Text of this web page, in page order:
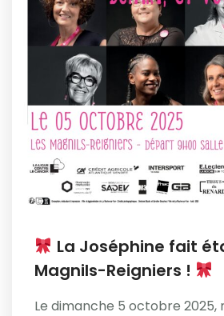
La Joséphine fait
Magnils-Reigniers !
Le dimanche 5 octobre